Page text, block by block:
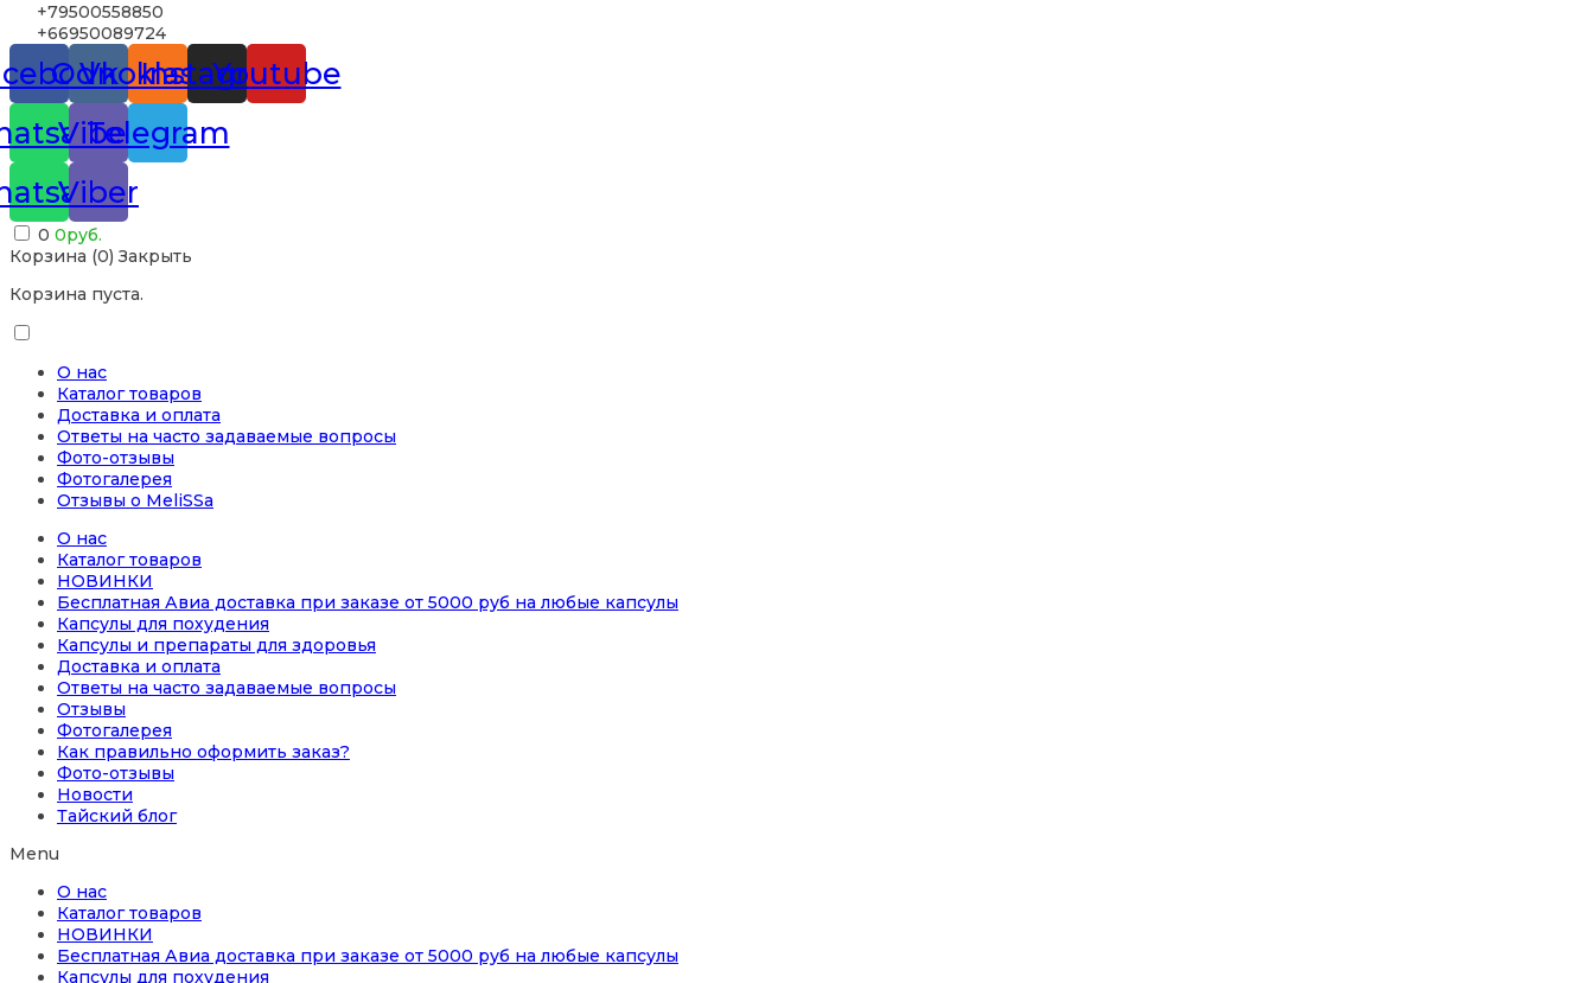
+79500558850
+66950089724
Vk
Odnoklassniki
Instagram
Youtube
Viber
Telegram
Viber
0 0руб.
Корзина (0) Закрыть
Корзина пуста.
О нас
Каталог товаров
Доставка и оплата
Ответы на часто задаваемые вопросы
Фото-отзывы
Фотогалерея
Отзывы о MeliSSa
О нас
Каталог товаров
НОВИНКИ
Бесплатная Авиа доставка при заказе от 5000 руб на любые капсулы
Капсулы для похудения
Капсулы и препараты для здоровья
Доставка и оплата
Ответы на часто задаваемые вопросы
Отзывы
Фотогалерея
Как правильно оформить заказ?
Фото-отзывы
Новости
Тайский блог
Menu
О нас
Каталог товаров
НОВИНКИ
Бесплатная Авиа доставка при заказе от 5000 руб на любые капсулы
Капсулы для похудения